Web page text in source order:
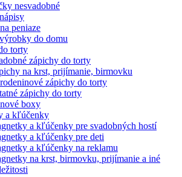
nesvadobné
peniaze
do domu
torty
zápichy do torty
na krst, prijímanie, birmovku
zápichy do torty
zápichy do torty
boxy
a kľúčenky
a kľúčenky pre svadobných hostí
a kľúčenky pre deti
a kľúčenky na reklamu
na krst, birmovku, prijímanie a iné